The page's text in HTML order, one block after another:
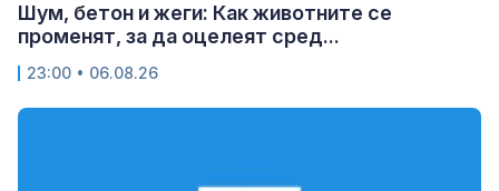
Шум, бетон и жеги: Как животните се
променят, за да оцелеят сред...
23:00 • 06.08.26